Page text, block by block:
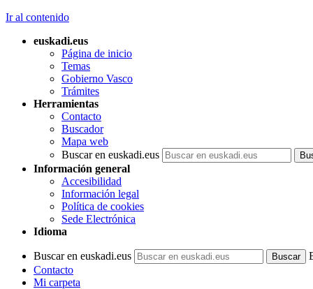
Ir al contenido
euskadi.eus
Página de inicio
Temas
Gobierno Vasco
Trámites
Herramientas
Contacto
Buscador
Mapa web
Buscar en euskadi.eus
Información general
Accesibilidad
Información legal
Política de cookies
Sede Electrónica
Idioma
Buscar en euskadi.eus
Contacto
Mi carpeta